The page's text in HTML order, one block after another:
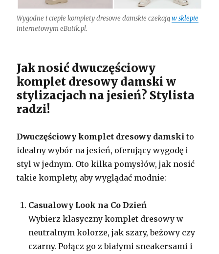
Wygodne i ciepłe komplety dresowe damskie czekająw sklepie
internetowym eButik.pl.
Jak nosić dwuczęściowy
komplet dresowy damski w
stylizacjach na jesień? Stylista
radzi!
Dwuczęściowy komplet dresowy damski to
idealny wybór na jesień, oferujący wygodę i
styl w jednym. Oto kilka pomysłów, jak nosić
takie komplety, aby wyglądać modnie:
Casualowy Look na Co Dzień
Wybierz klasyczny komplet dresowy w
neutralnym kolorze, jak szary, beżowy czy
czarny. Połącz go z białymi sneakersami i